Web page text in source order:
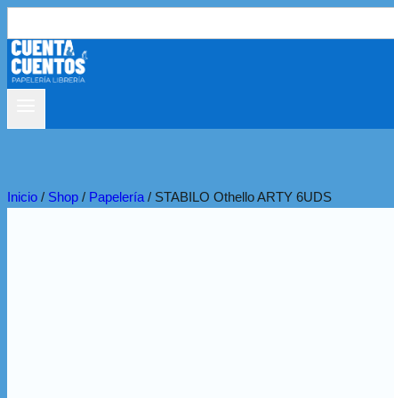
Buscar:
Inicio / Shop / Papelería / STABILO Othello ARTY 6UDS